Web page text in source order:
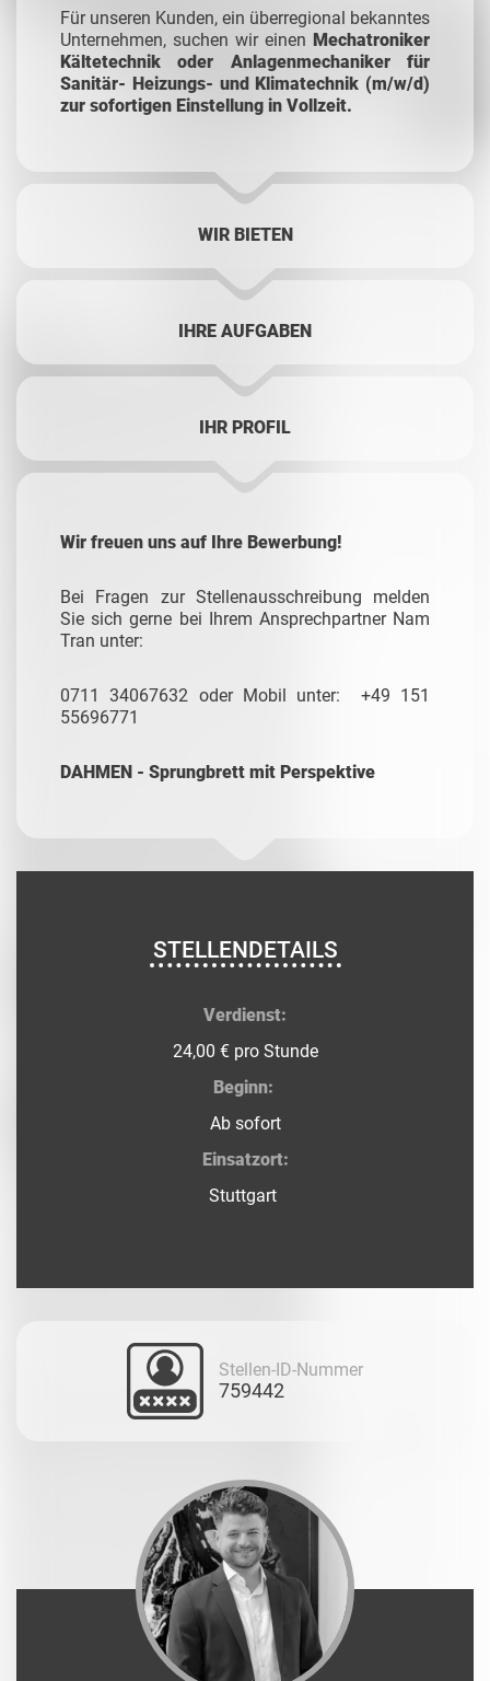
Für unseren Kunden, ein überregional bekanntes
Unternehmen, suchen wir einen Mechatroniker
Kältetechnik oder Anlagenmechaniker für
Sanitär- Heizungs- und Klimatechnik (m/w/d)
zur sofortigen Einstellung in Vollzeit.
WIR BIETEN
IHRE AUFGABEN
IHR PROFIL
Wir freuen uns auf Ihre Bewerbung!
Bei Fragen zur Stellenausschreibung melden
Sie sich gerne bei Ihrem Ansprechpartner Nam
Tran unter:
0711 34067632 oder Mobil unter: +49 151
55696771
DAHMEN - Sprungbrett mit Perspektive
STELLENDETAILS
Verdienst:
24,00 € pro Stunde
Beginn:
Ab sofort
Einsatzort:
Stuttgart
Stellen-ID-Nummer
759442